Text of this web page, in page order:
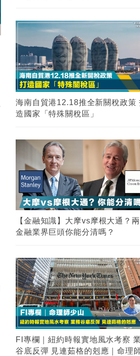
海南自貿港12.18推全新關稅政策
造國家「特殊關稅區」
【金融知識】大摩vs摩根大通？
金融業界巨頭你能分清嗎？
FI專欄｜紐約時報實地風水考察
谷底反彈 見連茹格的剋應｜命理